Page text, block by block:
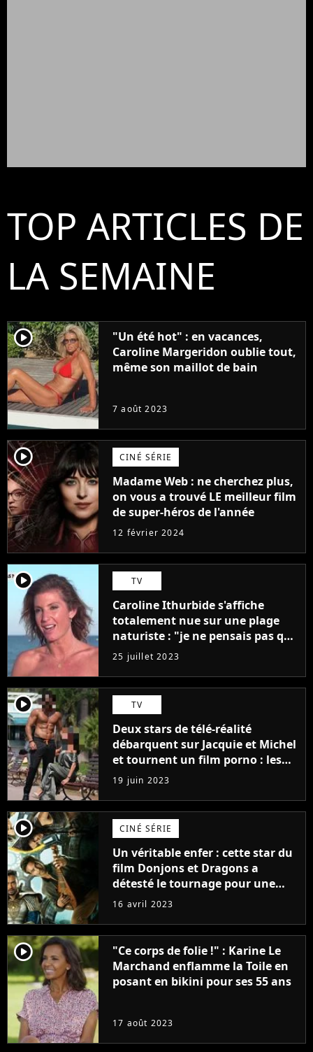
TOP ARTICLES DE
LA SEMAINE
player2
"Un été hot" : en vacances,
Caroline Margeridon oublie tout,
même son maillot de bain
7 août 2023
player2 CINÉ SÉRIE
Madame Web : ne cherchez plus,
on vous a trouvé LE meilleur film
de super-héros de l'année
12 février 2024
player2 TV
Caroline Ithurbide s'affiche
totalement nue sur une plage
naturiste : "je ne pensais pas que
j'arriverais à le faire..."
25 juillet 2023
player2 TV
Deux stars de télé-réalité
débarquent sur Jacquie et Michel
et tournent un film porno : les
premières images du tournage
(exclu)
19 juin 2023
player2 CINÉ SÉRIE
Un véritable enfer : cette star du
film Donjons et Dragons a
détesté le tournage pour une
raison très spéciale
16 avril 2023
player2
"Ce corps de folie !" : Karine Le
Marchand enflamme la Toile en
posant en bikini pour ses 55 ans
17 août 2023